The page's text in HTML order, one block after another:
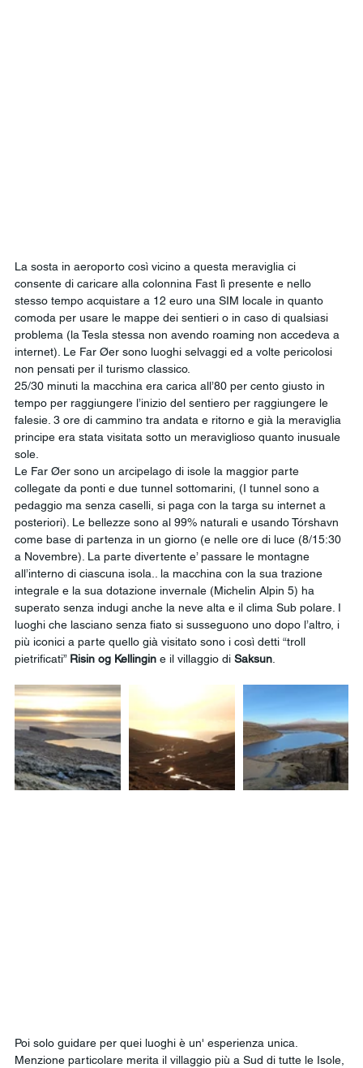
La sosta in aeroporto così vicino a questa meraviglia ci
consente di caricare alla colonnina Fast lì presente e nello
stesso tempo acquistare a 12 euro una SIM locale in quanto
comoda per usare le mappe dei sentieri o in caso di qualsiasi
problema (la Tesla stessa non avendo roaming non accedeva a
internet). Le Far Øer sono luoghi selvaggi ed a volte pericolosi
non pensati per il turismo classico.
25/30 minuti la macchina era carica all’80 per cento giusto in
tempo per raggiungere l’inizio del sentiero per raggiungere le
falesie. 3 ore di cammino tra andata e ritorno e già la meraviglia
principe era stata visitata sotto un meraviglioso quanto inusuale
sole.
Le Far Øer sono un arcipelago di isole la maggior parte
collegate da ponti e due tunnel sottomarini, (I tunnel sono a
pedaggio ma senza caselli, si paga con la targa su internet a
posteriori). Le bellezze sono al 99% naturali e usando Tórshavn
come base di partenza in un giorno (e nelle ore di luce (8/15:30
a Novembre). La parte divertente e’ passare le montagne
all’interno di ciascuna isola.. la macchina con la sua trazione
integrale e la sua dotazione invernale (Michelin Alpin 5) ha
superato senza indugi anche la neve alta e il clima Sub polare. I
luoghi che lasciano senza fiato si susseguono uno dopo l’altro, i
più iconici a parte quello già visitato sono i così detti “troll
pietrificati” Risin og Kellingin e il villaggio di Saksun.
Poi solo guidare per quei luoghi è un' esperienza unica.
Menzione particolare merita il villaggio più a Sud di tutte le Isole,